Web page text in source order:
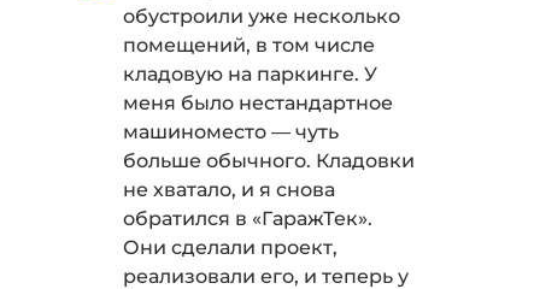
обустроили уже несколько
помещений, в том числе
кладовую на паркинге. У
меня было нестандартное
машиноместо — чуть
больше обычного. Кладовки
не хватало, и я снова
обратился в «ГаражТек».
Они сделали проект,
реализовали его, и теперь у